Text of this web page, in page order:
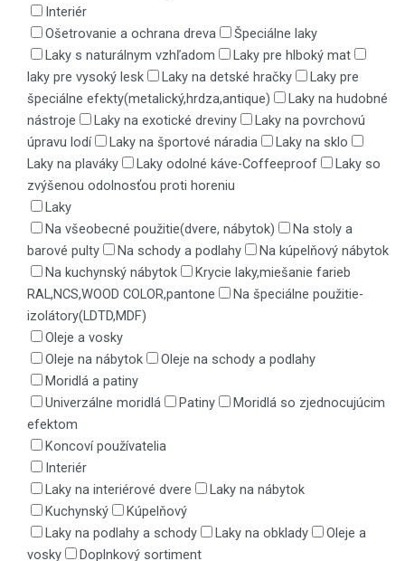
Interiér
Ošetrovanie a ochrana dreva
Špeciálne laky
Laky s naturálnym vzhľadom
Laky pre hlboký mat
laky pre vysoký lesk
Laky na detské hračky
Laky pre
špeciálne efekty(metalický,hrdza,antique)
Laky na hudobné
nástroje
Laky na exotické dreviny
Laky na povrchovú
úpravu lodí
Laky na športové náradia
Laky na sklo
Laky na plaváky
Laky odolné káve-Coffeeproof
Laky so
zvýšenou odolnosťou proti horeniu
Laky
Na všeobecné použitie(dvere, nábytok)
Na stoly a
barové pulty
Na schody a podlahy
Na kúpelňový nábytok
Na kuchynský nábytok
Krycie laky,miešanie farieb
RAL,NCS,WOOD COLOR,pantone
Na špeciálne použitie-
izolátory(LDTD,MDF)
Oleje a vosky
Oleje na nábytok
Oleje na schody a podlahy
Moridlá a patiny
Univerzálne moridlá
Patiny
Moridlá so zjednocujúcim
efektom
Koncoví používatelia
Interiér
Laky na interiérové dvere
Laky na nábytok
Kuchynský
Kúpelňový
Laky na podlahy a schody
Laky na obklady
Oleje a
vosky
Doplnkový sortiment